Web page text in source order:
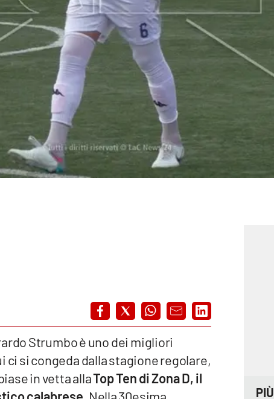
Strumbo è uno dei migliori
si congeda dalla stagione regolare,
in vetta allaTop Ten di Zona D, il
calabrese. Nella 30esima